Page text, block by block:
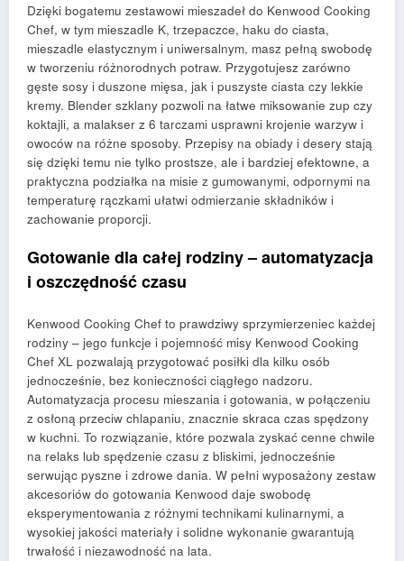
Dzięki bogatemu zestawowi mieszadeł do Kenwood Cooking
Chef, w tym mieszadle K, trzepaczce, haku do ciasta,
mieszadle elastycznym i uniwersalnym, masz pełną swobodę
w tworzeniu różnorodnych potraw. Przygotujesz zarówno
gęste sosy i duszone mięsa, jak i puszyste ciasta czy lekkie
kremy. Blender szklany pozwoli na łatwe miksowanie zup czy
koktajli, a malakser z 6 tarczami usprawni krojenie warzyw i
owoców na różne sposoby. Przepisy na obiady i desery stają
się dzięki temu nie tylko prostsze, ale i bardziej efektowne, a
praktyczna podziałka na misie z gumowanymi, odpornymi na
temperaturę rączkami ułatwi odmierzanie składników i
zachowanie proporcji.
Gotowanie dla całej rodziny – automatyzacja
i oszczędność czasu
Kenwood Cooking Chef to prawdziwy sprzymierzeniec każdej
rodziny – jego funkcje i pojemność misy Kenwood Cooking
Chef XL pozwalają przygotować posiłki dla kilku osób
jednocześnie, bez konieczności ciągłego nadzoru.
Automatyzacja procesu mieszania i gotowania, w połączeniu
z osłoną przeciw chlapaniu, znacznie skraca czas spędzony
w kuchni. To rozwiązanie, które pozwala zyskać cenne chwile
na relaks lub spędzenie czasu z bliskimi, jednocześnie
serwując pyszne i zdrowe dania. W pełni wyposażony zestaw
akcesoriów do gotowania Kenwood daje swobodę
eksperymentowania z różnymi technikami kulinarnymi, a
wysokiej jakości materiały i solidne wykonanie gwarantują
trwałość i niezawodność na lata.